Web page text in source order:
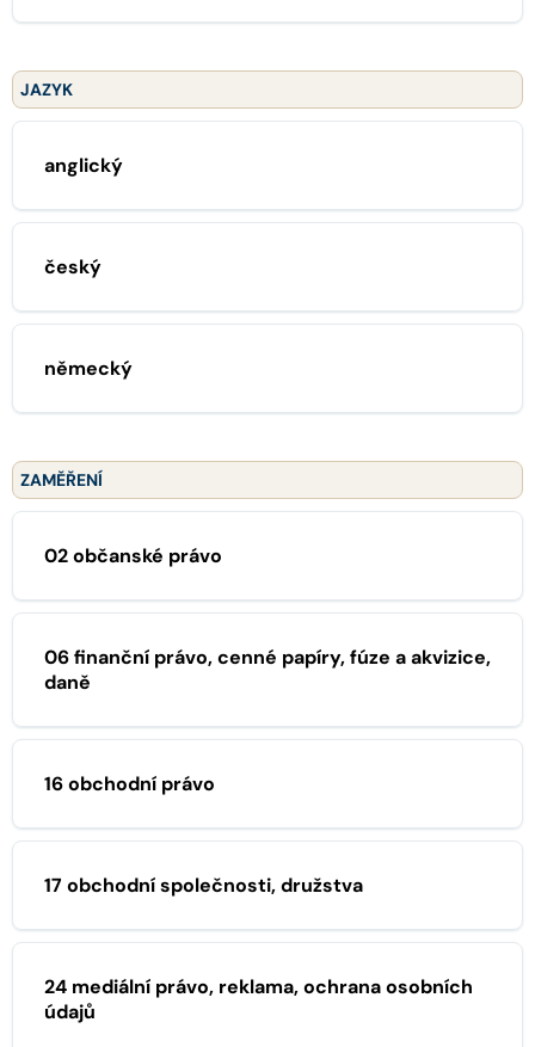
JAZYK
anglický
český
německý
ZAMĚŘENÍ
02 občanské právo
06 finanční právo, cenné papíry, fúze a akvizice,
daně
16 obchodní právo
17 obchodní společnosti, družstva
24 mediální právo, reklama, ochrana osobních
údajů